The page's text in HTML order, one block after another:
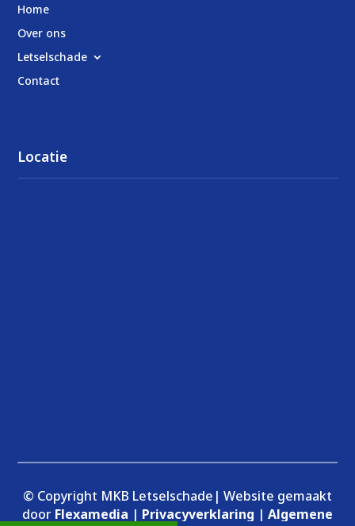
Home
Over ons
Letselschade
Contact
Locatie
© Copyright MKB Letselschade| Website gemaakt
door Flexamedia | Privacyverklaring | Algemene